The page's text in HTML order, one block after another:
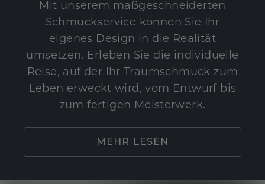
Mit unserem maßgeschneiderten
Schmuckservice können Sie Ihr
eigenes Design in die Realität
umsetzen. Erleben Sie die individuelle
Reise, auf der Ihr Traumschmuck zum
Leben erweckt wird, vom Entwurf bis
zum fertigen Meisterwerk.
MEHR LESEN